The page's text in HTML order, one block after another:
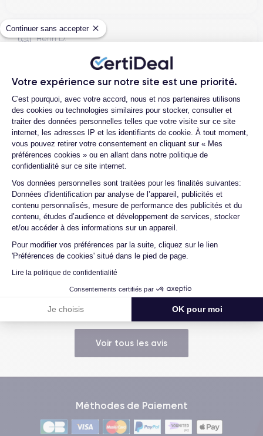
Continuer sans accepter
Votre expérience sur notre site est une priorité.
Plateforme de Gestion du
C'est pourquoi, avec votre accord, nous et nos partenaires utilisons
des cookies ou technologies similaires pour stocker, consulter et
traiter des données personnelles telles que votre visite sur ce site
internet, les adresses IP et les identifiants de cookie. À tout moment,
vous pouvez retirer votre consentement en cliquant sur « Mes
préférences cookies » ou en allant dans notre politique de
confidentialité sur ce site internet.
Vos données personnelles sont traitées pour les finalités suivantes:
Données d'identification par analyse de l’appareil, publicités et
contenu personnalisés, mesure de performance des publicités et du
contenu, études d’audience et développement de services, stocker
et/ou accéder à des informations sur un appareil.
Pour modifier vos préférences par la suite, cliquez sur le lien
'Préférences de cookies' situé dans le pied de page.
Lire la politique de confidentialité
Consentements certifiés par
Je choisis OK pour moi
Axeptio consent
Henri D.
Ambroise V.
10/07/26
Franchement super content ! J'ai acheté mon iPhone 14 Pro
chez eux et rien à redire, il est nickel. La batterie a été
changée ...
Marc B.
09/07/26
Très bien, service impeccable, satisfait de mon achat. Je
recommande !
Voir tous les avis
Méthodes de Paiement